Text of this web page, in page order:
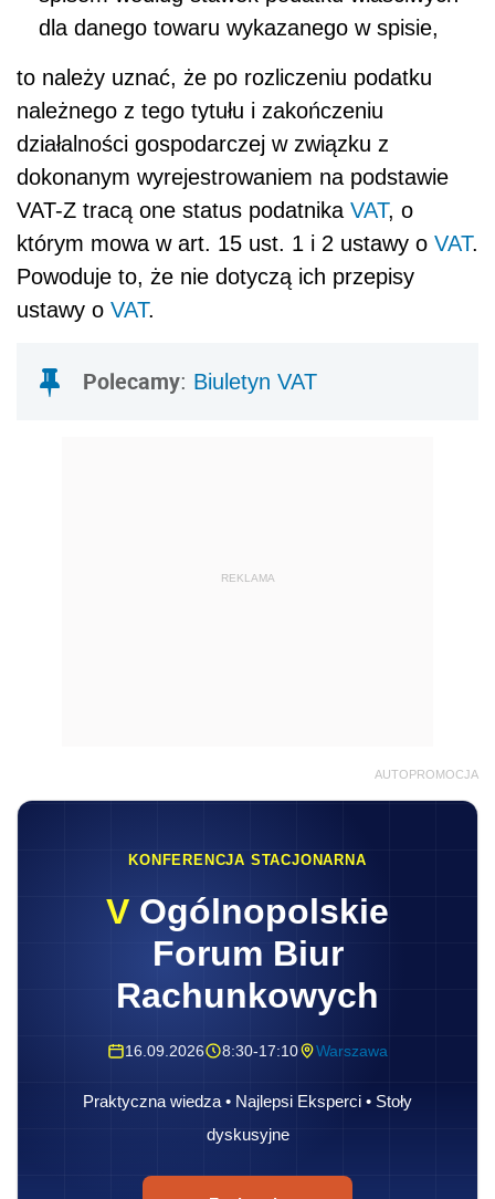
dla danego towaru wykazanego w spisie,
to należy uznać, że po rozliczeniu podatku
należnego z tego tytułu i zakończeniu
działalności gospodarczej w związku z
dokonanym wyrejestrowaniem na podstawie
VAT-Z tracą one status podatnika VAT, o
którym mowa w art. 15 ust. 1 i 2 ustawy o VAT.
Powoduje to, że nie dotyczą ich przepisy
ustawy o VAT.
Polecamy: Biuletyn VAT
REKLAMA
AUTOPROMOCJA
KONFERENCJA STACJONARNA
V Ogólnopolskie
Forum Biur
Rachunkowych
16.09.2026 8:30-17:10 Warszawa
Praktyczna wiedza • Najlepsi Eksperci • Stoły
dyskusyjne